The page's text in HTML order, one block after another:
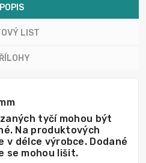
POPIS
LIST
tyčí mohou být
Na produktových
délce výrobce. Dodané
se mohou lišit.